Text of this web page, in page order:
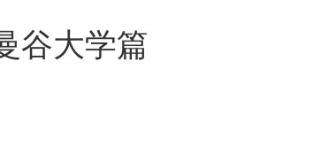
谷大学篇